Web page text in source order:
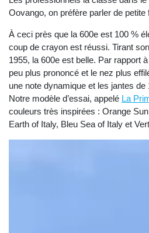
Oovango, on préfère parler de petite
À ceci près que la 600e est 100 %
coup de crayon est réussi. Tirant
1955, la 600e est belle. Par rapport
peu plus prononcé et le nez plus
une note dynamique et les jantes
Notre modèle d’essai, appelé La
couleurs très inspirées : Orange
Earth of Italy, Bleu Sea of Italy et